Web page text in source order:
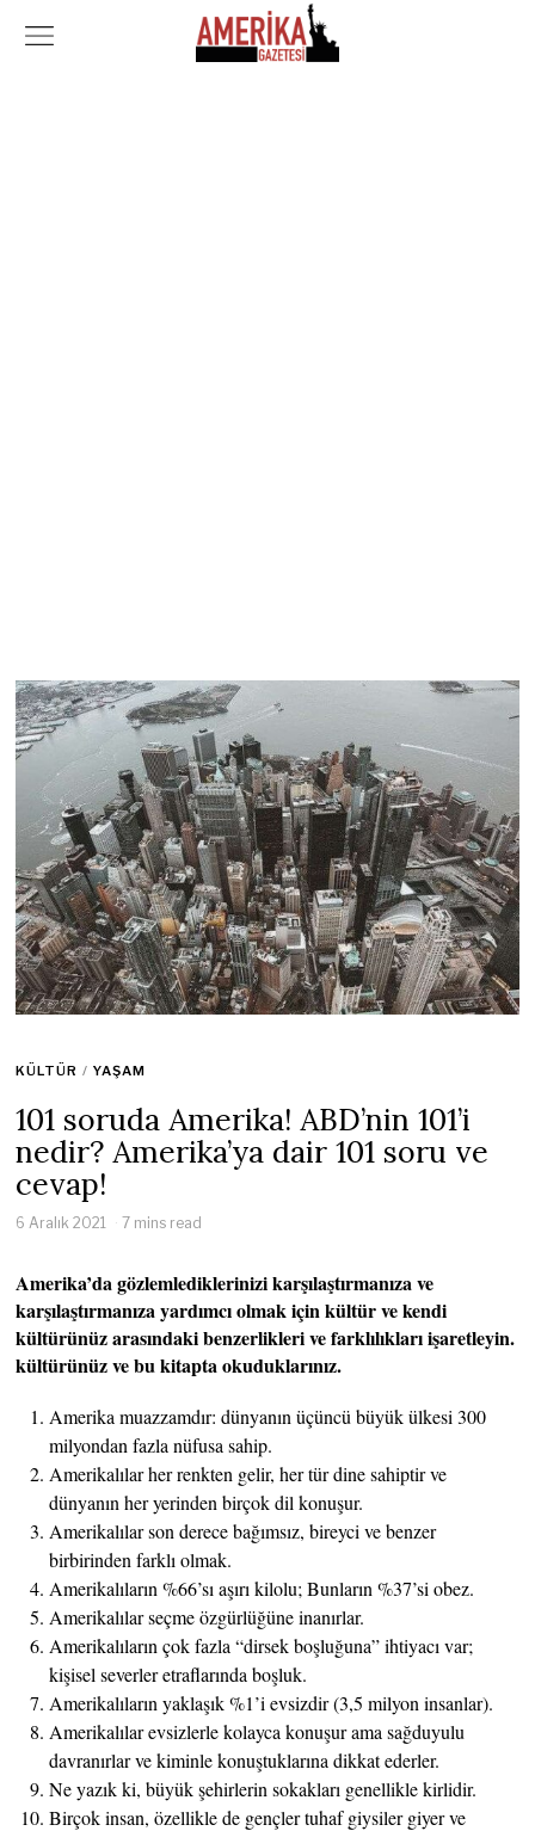
KÜLTÜR / YAŞAM
101 soruda Amerika! ABD’nin 101’i
nedir? Amerika’ya dair 101 soru ve
cevap!
6 Aralık 2021 7 mins read
Amerika’da gözlemlediklerinizi karşılaştırmanıza ve
karşılaştırmanıza yardımcı olmak için kültür ve kendi
kültürünüz arasındaki benzerlikleri ve farklılıkları işaretleyin.
kültürünüz ve bu kitapta okuduklarınız.
Amerika muazzamdır: dünyanın üçüncü büyük ülkesi 300
milyondan fazla nüfusa sahip.
Amerikalılar her renkten gelir, her tür dine sahiptir ve
dünyanın her yerinden birçok dil konuşur.
Amerikalılar son derece bağımsız, bireyci ve benzer
birbirinden farklı olmak.
Amerikalıların %66’sı aşırı kilolu; Bunların %37’si obez.
Amerikalılar seçme özgürlüğüne inanırlar.
Amerikalıların çok fazla “dirsek boşluğuna” ihtiyacı var;
kişisel severler etraflarında boşluk.
Amerikalıların yaklaşık %1’i evsizdir (3,5 milyon insanlar).
Amerikalılar evsizlerle kolayca konuşur ama sağduyulu
davranırlar ve kiminle konuştuklarına dikkat ederler.
Ne yazık ki, büyük şehirlerin sokakları genellikle kirlidir.
Birçok insan, özellikle de gençler tuhaf giysiler giyer ve